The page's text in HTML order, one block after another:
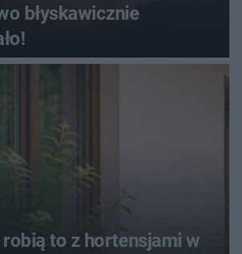
błyskawicznie
to z hortensjami w